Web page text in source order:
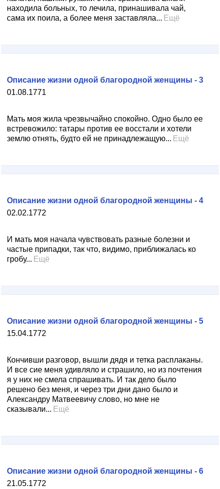
находила больных, то лечила, принашивала чай,
сама их поила, а более меня заставляла... Ещё
01.08.1771
Описание жизни одной благородной женщины - 3
Мать моя жила чрезвычайно спокойно. Одно было ее
встревожило: татары против ее восстали и хотели
землю отнять, будто ей не принадлежащую... Ещё
02.02.1772
Описание жизни одной благородной женщины - 4
И мать моя начала чувствовать разные болезни и
частые припадки, так что, видимо, приближалась ко
гробу... Ещё
15.04.1772
Описание жизни одной благородной женщины - 5
Кончивши разговор, вышли дядя и тетка расплаканы.
И все сие меня удивляло и страшило, но из почтения
я у них не смела спрашивать. И так дело было
решено без меня, и через три дни дано было и
Александру Матвеевичу слово, но мне не
сказывали... Ещё
21.05.1772
Описание жизни одной благородной женщины - 6